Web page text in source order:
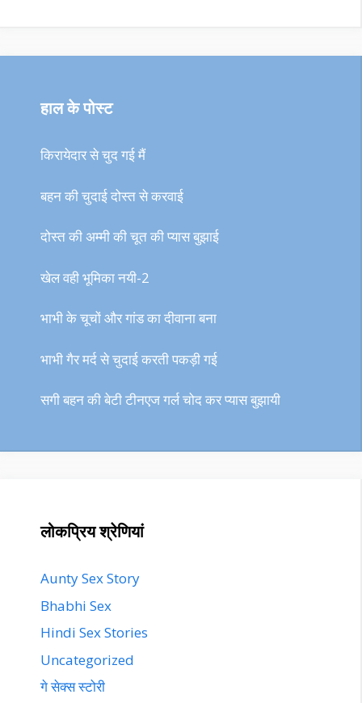
हाल के पोस्ट
किरायेदार से चुद गई मैं
बहन की चुदाई दोस्त से करवाई
दोस्त की अम्मी की चूत की प्यास बुझाई
खेल वही भूमिका नयी-2
भाभी के चूचों और गांड का दीवाना बना
भाभी गैर मर्द से चुदाई करती पकड़ी गई
सगी बहन की बेटी टीनएज गर्ल चोद कर प्यास बुझायी
लोकप्रिय श्रेणियां
Aunty Sex Story
Bhabhi Sex
Hindi Sex Stories
Uncategorized
गे सेक्स स्टोरी